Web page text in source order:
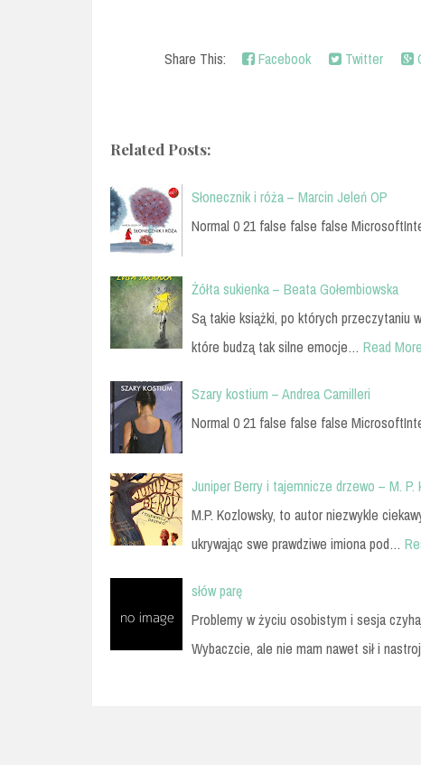
Share This: Facebook Twitter
Related Posts:
Słonecznik i róża – Marcin Jeleń OP
Normal 0 21 false false false
Żółta sukienka – Beata Gołembiowska
Są takie książki, po których przeczytaniu
które budzą tak silne emocje… Read More
Szary kostium – Andrea Camilleri
Normal 0 21 false false false
Juniper Berry i tajemnicze drzewo – M. P.
M.P. Kozlowsky, to autor niezwykle
ukrywając swe prawdziwe imiona pod…
słów parę
Problemy w życiu osobistym i sesja
Wybaczcie, ale nie mam nawet sił i